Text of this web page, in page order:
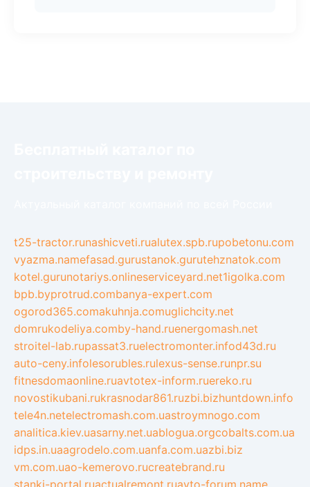
t25-tractor.runashicveti.rualutex.spb.rupobetonu.com
vyazma.namefasad.gurustanok.gurutehznatok.com
kotel.gurunotariys.onlineserviceyard.net1igolka.com
bpb.byprotrud.combanya-expert.com
ogorod365.comakuhnja.comuglichcity.net
domrukodeliya.comby-hand.ruenergomash.net
stroitel-lab.rupassat3.ruelectromonter.infod43d.ru
auto-ceny.infolesorubles.rulexus-sense.runpr.su
fitnesdomaonline.ruavtotex-inform.ruereko.ru
novostikubani.rukrasnodar861.ruzbi.bizhuntdown.info
tele4n.netelectromash.com.uastroymnogo.com
analitica.kiev.uasarny.net.uablogua.orgcobalts.com.ua
idps.in.uaagrodelo.com.uanfa.com.uazbi.biz
vm.com.uao-kemerovo.rucreatebrand.ru
stanki-portal.ruactualremont.ruavto-forum.name